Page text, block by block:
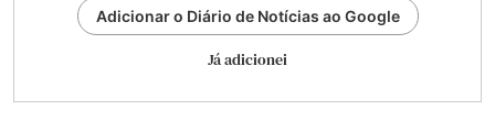
Adicionar o Diário de Notícias ao Google
Já adicionei